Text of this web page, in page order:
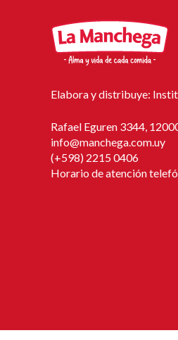
Elabora y distribuye:
Rafael Eguren 3344,
info@manchega.com.uy
(+598) 2215 0406
Horario de atención